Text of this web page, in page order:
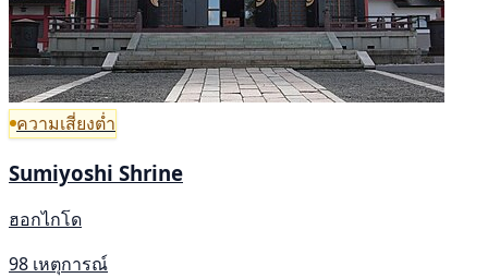
ความเสี่ยงต่ำ
Sumiyoshi Shrine
ฮอกไกโด
98 เหตุการณ์